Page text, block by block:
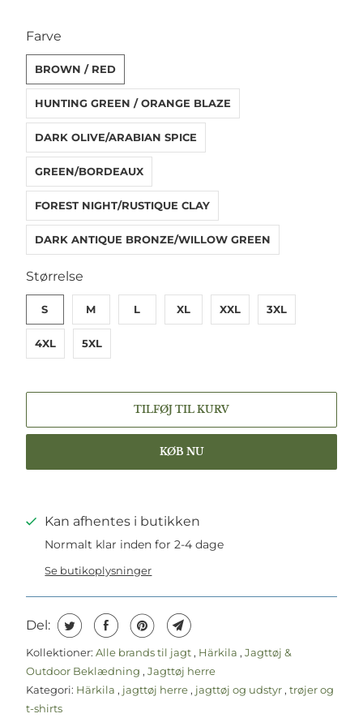
Farve
SWATCH-BROWN-RED
BROWN / RED
SWATCH-HUNTING-GREEN-ORANGE-BLAZE
HUNTING GREEN / ORANGE BLAZE
SWATCH-DARK-OLIVE-ARABIAN-SPICE
DARK OLIVE/ARABIAN SPICE
SWATCH-GREEN-BORDEAUX
GREEN/BORDEAUX
SWATCH-FOREST-NIGHT-RUSTIQUE-CLAY
FOREST NIGHT/RUSTIQUE CLAY
SWATCH-DARK-ANTIQUE-BRONZE-WILLOW-GREEN
DARK ANTIQUE BRONZE/WILLOW GREEN
Størrelse
SWATCH-S
S
SWATCH-M
M
SWATCH-L
L
SWATCH-XL
XL
SWATCH-XXL
XXL
SWATCH-3XL
3XL
SWATCH-4XL
4XL
SWATCH-5XL
5XL
TILFØJ TIL KURV
KØB NU
Kan afhentes i butikken
Normalt klar inden for 2-4 dage
Se butikoplysninger
Del:
Kollektioner: Alle brands til jagt, Härkila , Jagttøj &
Outdoor Beklædning , Jagttøj herre
Kategori: Härkila , jagttøj herre, jagttøj og udstyr, trøjer og
t-shirts